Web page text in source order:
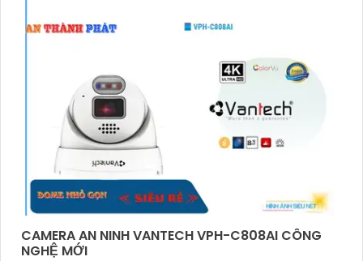
CAMERA AN NINH VANTECH VPH-C808AI CÔNG
NGHỆ MỚI